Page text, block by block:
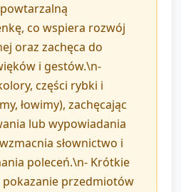
co wspiera rozwój
oraz zachęca do
i gestów.\n-
części rybki i
łowimy), zachęcając
lub wypowiadania
słownictwo i
poleceń.\n- Krótkie
przedmiotów